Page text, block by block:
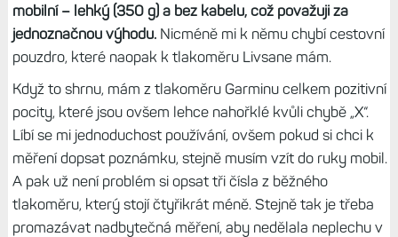
mobilní – lehký (350 g) a bez kabelu, což považuji za
jednoznačnou výhodu.Nicméně mi k němu chybí cestovní
pouzdro, které naopak k tlakoměru Livsane mám.
Když to shrnu, mám z tlakoměru Garminu celkem pozitivní
pocity, které jsou ovšem lehce nahořklé kvůli chybě „X“.
Líbí se mi jednoduchost používání, ovšem pokud si chci k
měření dopsat poznámku, stejně musím vzít do ruky mobil.
A pak už není problém si opsat tři čísla z běžného
tlakoměru, který stojí čtyřikrát méně. Stejně tak je třeba
promazávat nadbytečná měření, aby nedělala neplechu v